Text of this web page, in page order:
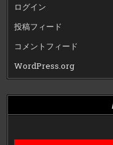
ログイン
投稿フィード
コメントフィード
WordPress.org